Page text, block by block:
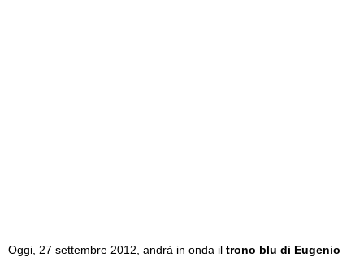
Oggi, 27 settembre 2012, andrà in onda il trono blu di Eugenio